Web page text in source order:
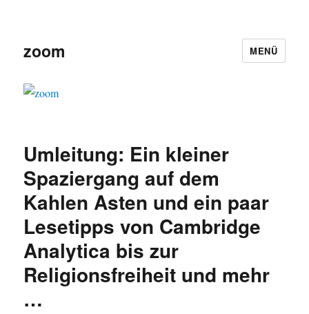
zoom MENÜ
Umleitung: Ein kleiner
Spaziergang auf dem
Kahlen Asten und ein paar
Lesetipps von Cambridge
Analytica bis zur
Religionsfreiheit und mehr
…